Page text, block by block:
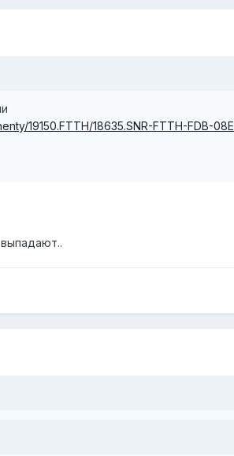
19150.FTTH/18635.SNR-FTTH-FDB-